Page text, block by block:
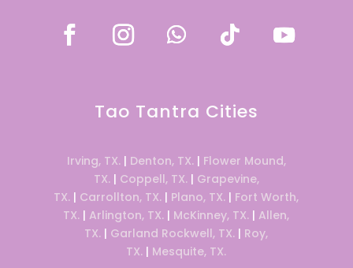
Tao Tantra Cities
Irving, TX. | Denton, TX. | Flower Mound,
TX. | Coppell, TX. | Grapevine,
TX. | Carrollton, TX. | Plano, TX. | Fort Worth,
TX. | Arlington, TX. | McKinney, TX. | Allen,
TX. | Garland Rockwell, TX. | Roy,
TX. | Mesquite, TX.